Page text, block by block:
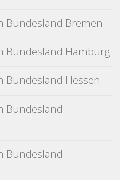
Bundesland Bremen
Bundesland Hamburg
Bundesland Hessen
Bundesland
Bundesland